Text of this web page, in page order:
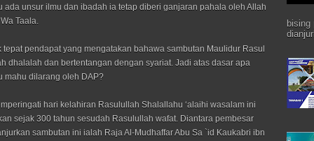
ada unsur ilmu dan ibadah ia tetap diberi ganjaran pahala oleh Allah
Taala.
tepat pendapat yang mengatakan bahawa sambutan Maulidur Rasul
dhalalah dan bertentangan dengan syariat. Jadi atas dasar apa
mahu dilarang oleh DAP?
hari kelahiran Rasulullah Shalallahu ‘alaihi wasalam ini
sejak 300 tahun sesudah Rasulullah wafat. Diantara pembesar
sambutan ini ialah Raja Al-Mudhaffar Abu Sa `id Kaukabri ibn
bising